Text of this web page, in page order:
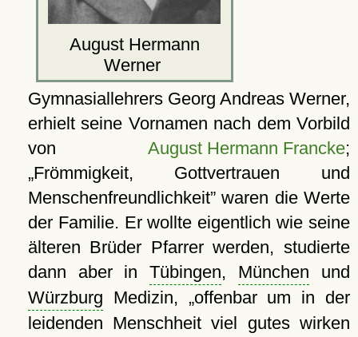
August Hermann
Werner
Gymnasiallehrers Georg Andreas Werner,
erhielt seine Vornamen nach dem Vorbild
von August Hermann Francke;
Frömmigkeit, Gottvertrauen und
Menschenfreundlichkeit waren die Werte
der Familie. Er wollte eigentlich wie seine
älteren Brüder Pfarrer werden, studierte
dann aber inTübingen, München und
Würzburg Medizin,
offenbar um in der
leidenden Menschheit viel gutes wirken